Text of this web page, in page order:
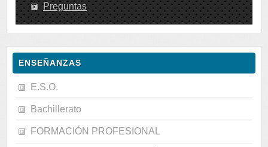
Preguntas
ENSEÑANZAS
E.S.O.
Bachillerato
FORMACIÓN PROFESIONAL